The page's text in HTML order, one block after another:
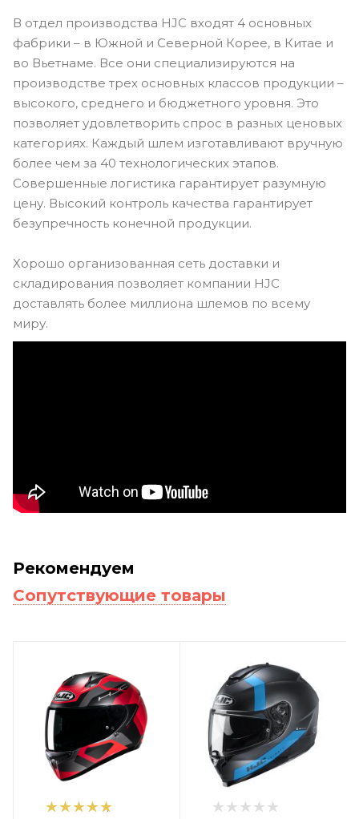
В отдел производства HJC входят 4 основных
фабрики – в Южной и Северной Корее, в Китае и
во Вьетнаме. Все они специализируются на
производстве трех основных классов продукции –
высокого, среднего и бюджетного уровня. Это
позволяет удовлетворить спрос в разных ценовых
категориях. Каждый шлем изготавливают вручную
более чем за 40 технологических этапов.
Совершенные логистика гарантирует разумную
цену. Высокий контроль качества гарантирует
безупречность конечной продукции.
Хорошо организованная сеть доставки и
складирования позволяет компании HJC
доставлять более миллиона шлемов по всему
миру.
Рекомендуем
Сопутствующие товары
1